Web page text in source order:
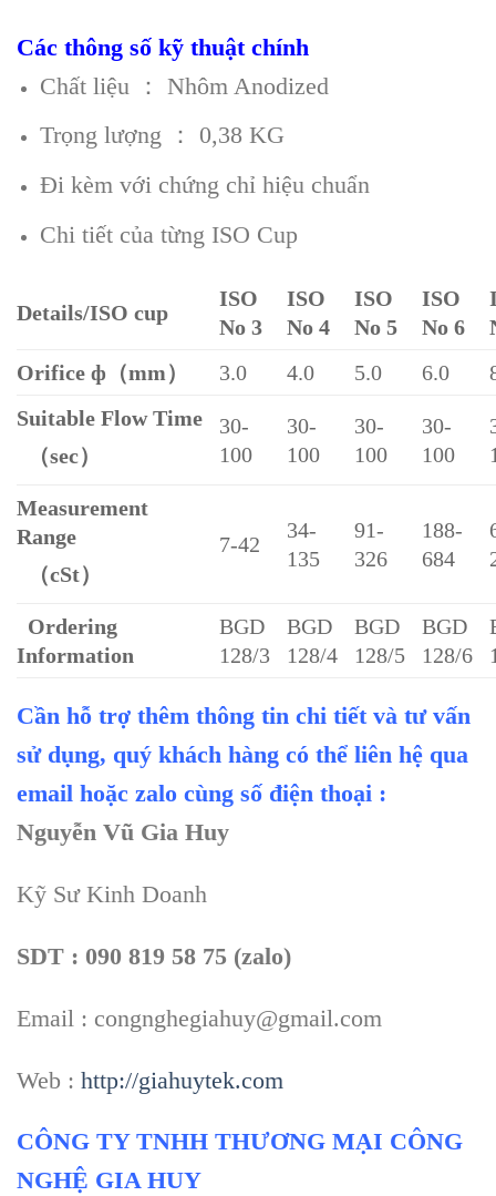
Các thông số kỹ thuật chính
Chất liệu ： Nhôm Anodized
Trọng lượng ： 0,38 KG
Đi kèm với chứng chỉ hiệu chuẩn
Chi tiết của từng ISO Cup
Details/ISO cup
ISO
No 3
ISO
No 4
ISO
No 5
ISO
No 6
Orifice ф（mm）
3.0 4.0 5.0 6.0
Suitable Flow Time
（sec）
30-
100
30-
100
30-
100
30-
100
Measurement
Range
（cSt）
7-42
34-
135
91-
326
188-
684
Ordering
Information
BGD
128/3
BGD
128/4
BGD
128/5
BGD
128/6
Cần hỗ trợ thêm thông tin chi tiết và tư vấn
sử dụng, quý khách hàng có thể liên hệ qua
email hoặc zalo cùng số điện thoại :
Nguyễn Vũ Gia Huy
Kỹ Sư Kinh Doanh
SDT : 090 819 58 75 (zalo)
Email : congnghegiahuy@gmail.com
Web : http://giahuytek.com
CÔNG TY TNHH THƯƠNG MẠI CÔNG
NGHỆ GIA HUY